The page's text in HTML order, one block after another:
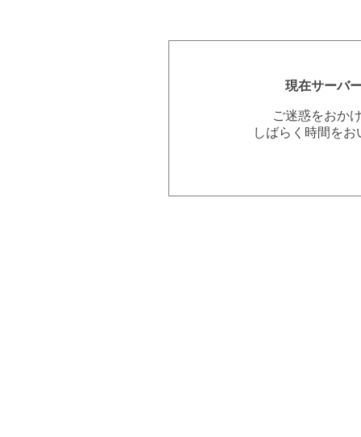
現在サーバ
ご迷惑をおか
しばらく時間を